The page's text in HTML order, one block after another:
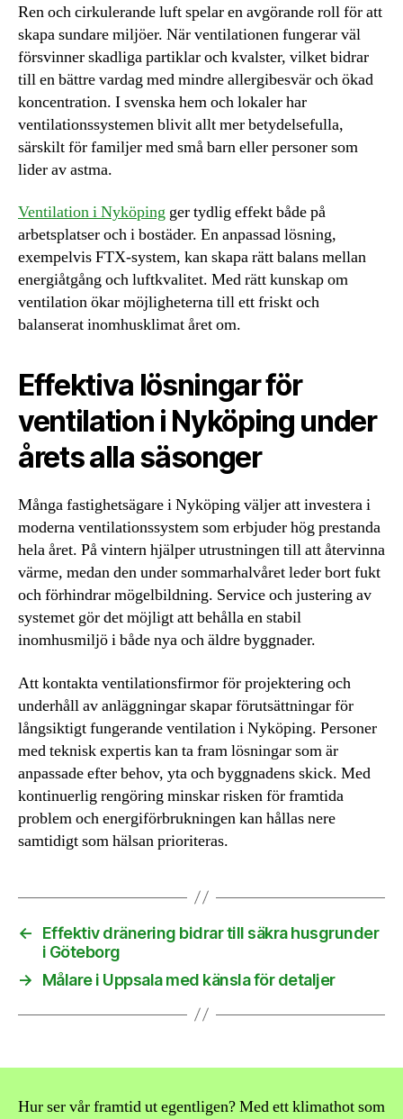
Ren och cirkulerande luft spelar en avgörande roll för att
skapa sundare miljöer. När ventilationen fungerar väl
försvinner skadliga partiklar och kvalster, vilket bidrar
till en bättre vardag med mindre allergibesvär och ökad
koncentration. I svenska hem och lokaler har
ventilationssystemen blivit allt mer betydelsefulla,
särskilt för familjer med små barn eller personer som
lider av astma.
Ventilation i Nyköping ger tydlig effekt både på
arbetsplatser och i bostäder. En anpassad lösning,
exempelvis FTX-system, kan skapa rätt balans mellan
energiåtgång och luftkvalitet. Med rätt kunskap om
ventilation ökar möjligheterna till ett friskt och
balanserat inomhusklimat året om.
Effektiva lösningar för
ventilation i Nyköping under
årets alla säsonger
Många fastighetsägare i Nyköping väljer att investera i
moderna ventilationssystem som erbjuder hög prestanda
hela året. På vintern hjälper utrustningen till att återvinna
värme, medan den under sommarhalvåret leder bort fukt
och förhindrar mögelbildning. Service och justering av
systemet gör det möjligt att behålla en stabil
inomhusmiljö i både nya och äldre byggnader.
Att kontakta ventilationsfirmor för projektering och
underhåll av anläggningar skapar förutsättningar för
långsiktigt fungerande ventilation i Nyköping. Personer
med teknisk expertis kan ta fram lösningar som är
anpassade efter behov, yta och byggnadens skick. Med
kontinuerlig rengöring minskar risken för framtida
problem och energiförbrukningen kan hållas nere
samtidigt som hälsan prioriteras.
←
Effektiv dränering bidrar till säkra husgrunder
i Göteborg
→
Målare i Uppsala med känsla för detaljer
Hur ser vår framtid ut egentligen? Med ett klimathot som